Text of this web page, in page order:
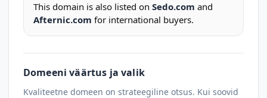
This domain is also listed on Sedo.com and
Afternic.com for international buyers.
Domeeni väärtus ja valik
Kvaliteetne domeen on strateegiline otsus. Kui soovid